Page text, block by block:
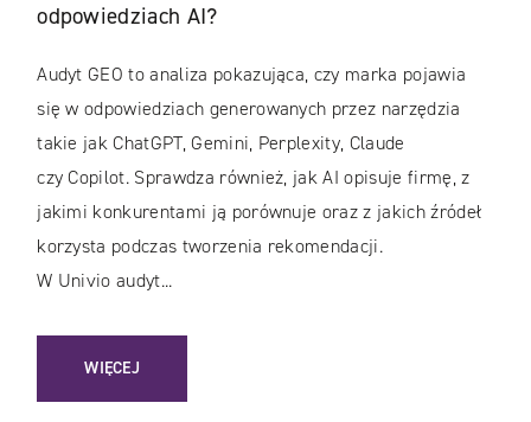
odpowiedziach AI?
Audyt GEO to analiza pokazująca, czy marka pojawia
się w odpowiedziach generowanych przez narzędzia
takie jak ChatGPT, Gemini, Perplexity, Claude
czy Copilot. Sprawdza również, jak AI opisuje firmę, z
jakimi konkurentami ją porównuje oraz z jakich źródeł
korzysta podczas tworzenia rekomendacji.
W Univio audyt...
WIĘCEJ
: AUDYT GEO: JAK SPRAWDZIĆ WIDOCZNOŚĆ MARKI W